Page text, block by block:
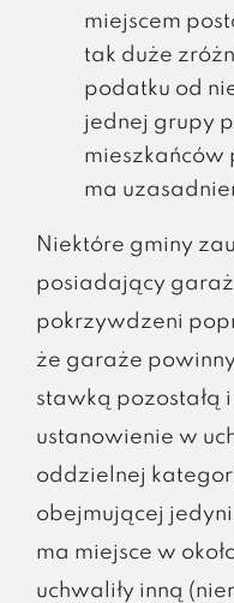
miejscem
tak duże
podatku od
jednej grupy
mieszkańców
ma
Niektóre gminy
posiadający
pokrzywdzeni
że garaże
stawką pozostałą
ustanowienie w
oddzielnej
obejmującej
ma miejsce w
uchwaliły inną